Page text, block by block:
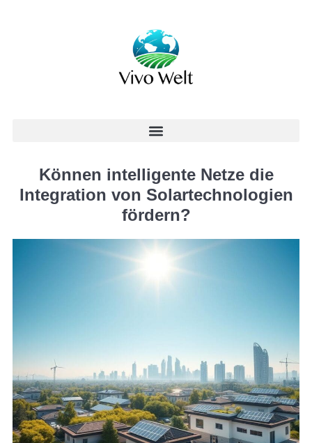
Können intelligente Netze die
Integration von Solartechnologien
fördern?